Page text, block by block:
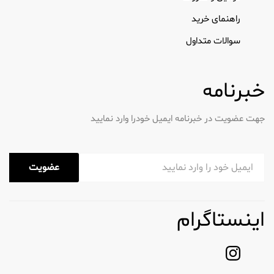
مرطوب کننده ها: فرموله شده برای آبرسانی
و تغذیه پوست، مرطوب کننده های
رطوبت را حفظ کرده و آبرسانی ماندگاری را
ماسک های صورت: این ماسک‌ها
نگرانی‌های خاص پوست را هدف قرار
می‌دهند و راه‌حل‌هایی برای آبرسانی،
ایجاد یک روال مراقبت از پوست برای حفظ سلامت
پوستی مختلف مانند خشکی، آکنه و علائم پیری کمک
دهد.
راهنمای خرید
سوالات متداول
خبرنامه
جهت عضویت در خبرنامه ایمیل خودرا وارد نمایید
عضویت
اینستاگرام